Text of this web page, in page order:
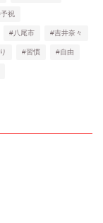
祝
#八尾市 #吉井奈々
#習慣 #自由